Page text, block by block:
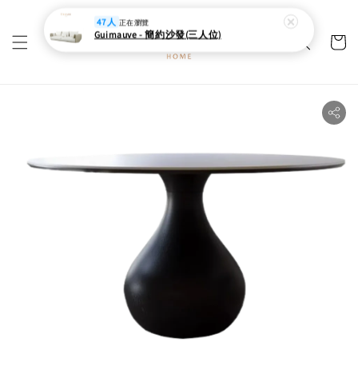
47人 正在瀏覽
Guimauve - 簡約沙發(三人位)